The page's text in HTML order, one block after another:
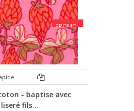
PROMO !
- baptise avec
liseré fils...